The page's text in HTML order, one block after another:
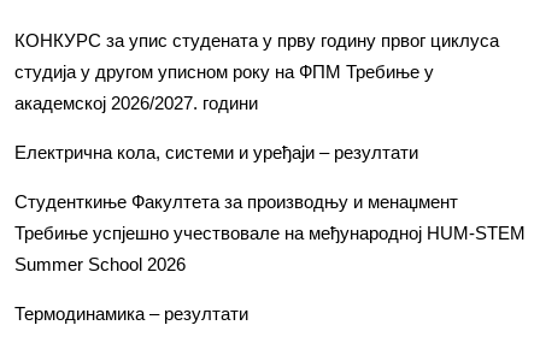
КОНКУРС за упис студената у прву годину првог циклуса
студија у другом уписном року на ФПМ Требиње у
академској 2026/2027. години
Електрична кола, системи и уређаји – резултати
Студенткиње Факултета за производњу и менаџмент
Требиње успјешно учествовале на међународној HUM-STEM
Summer School 2026
Термодинамика – резултати